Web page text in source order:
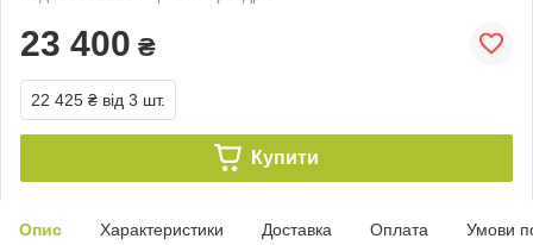
23 400 ₴
22 425 ₴ від 3 шт.
Купити
Опис Характеристики Доставка Оплата Умови